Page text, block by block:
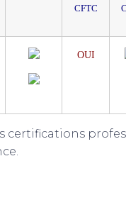
CFTC
OUI
certifications